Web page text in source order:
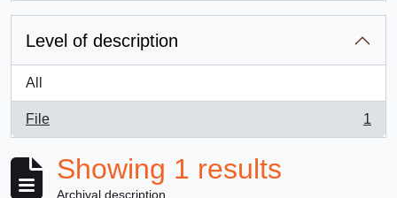
Level of description
All
File
, 1 results
1
Showing 1 results
Archival description